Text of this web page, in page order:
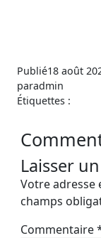
Publié18 août
paradmin
Étiquettes :
Laisser
Votre adresse
champs
Commentaire